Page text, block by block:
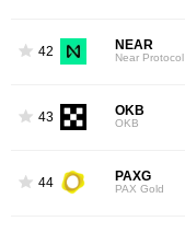
42 NEAR
Near Protocol
43 OKB
OKB
44 PAXG
PAX Gold